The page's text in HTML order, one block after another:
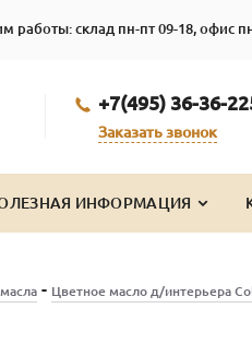
работы: склад пн-пт 09-18, офис
+7(495) 36-36-
Заказать звонок
ИНФОРМАЦИЯ
- Цветное масло д/интерьера